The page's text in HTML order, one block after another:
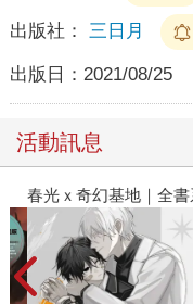
出版社： 三日月
出版日： 2021/08/25
活動訊息
春光ｘ奇幻基地｜全書